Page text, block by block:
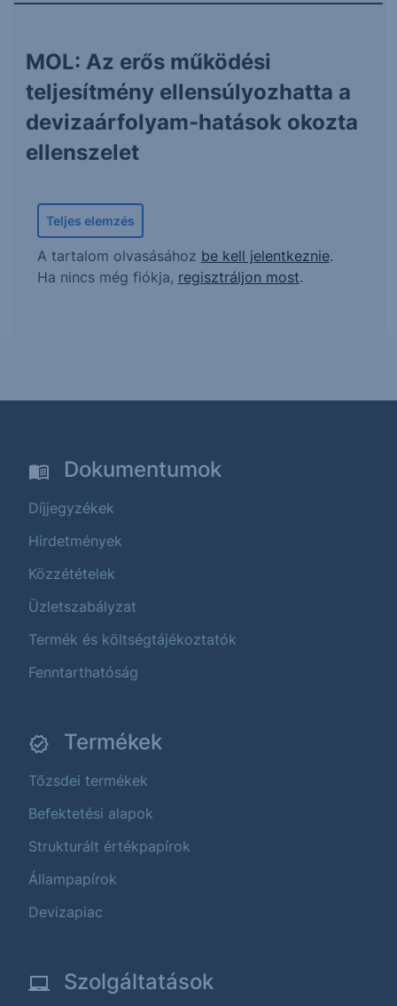
MOL: Az erős működési
teljesítmény ellensúlyozhatta a
devizaárfolyam-hatások okozta
ellenszelet
Teljes elemzés
A tartalom olvasásához be kell jelentkeznie.
Ha nincs még fiókja, regisztráljon most.
Dokumentumok
Díjjegyzékek
Hirdetmények
Közzétételek
Üzletszabályzat
Termék és költségtájékoztatók
Fenntarthatóság
Termékek
Tőzsdei termékek
Befektetési alapok
Strukturált értékpapírok
Állampapírok
Devizapiac
Szolgáltatások